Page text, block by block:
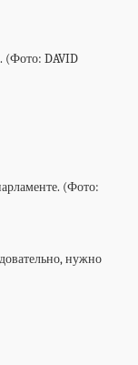
(Фото: DAVID
(Фото:
нужно